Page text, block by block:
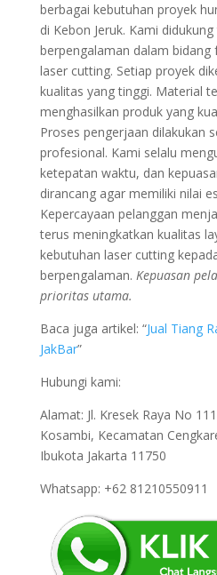
berbagai kebutuhan proyek
di Kebon Jeruk. Kami
berpengalaman dalam bidang
laser cutting. Setiap proyek
kualitas yang tinggi. Material
menghasilkan produk yang
Proses pengerjaan dilakukan
profesional. Kami selalu
ketepatan waktu, dan
dirancang agar memiliki nilai
Kepercayaan pelanggan
terus meningkatkan kualitas
kebutuhan laser cutting
berpengalaman. Kepuasan
prioritas utama.
Baca juga artikel: “Jual Tiang
JakBar”
Hubungi kami:
Alamat: Jl. Kresek Raya No
Kosambi, Kecamatan
Ibukota Jakarta 11750
Whatsapp: +62 81210550911